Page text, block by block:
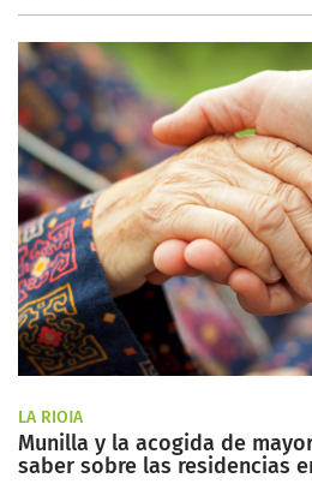
LA RIOJA
Munilla y la acogida de
saber sobre las residencias